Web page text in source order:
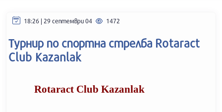
18:26 | 29 септември 04 1472
Турнир по спортна стрелба Rotaract
Club Kazanlak
Rotaract Club Kazanlak